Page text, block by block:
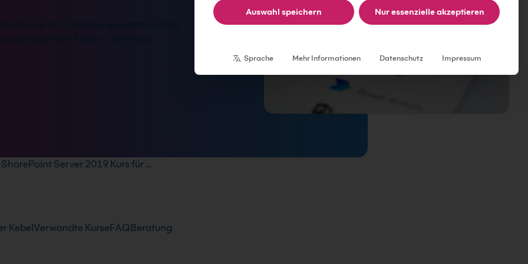
in IT-Schulungszentren sowie
für dein Team - Lerne und
SharePoint Server 2019 Kurs für …
KebelVerwandte KurseFAQBeratung
Auswahl speichern Nur essenzielle akzeptieren
Sprache Mehr Informationen Datenschutz Impressum